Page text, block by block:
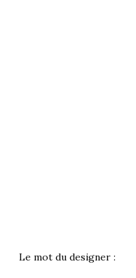
Le mot du designer :